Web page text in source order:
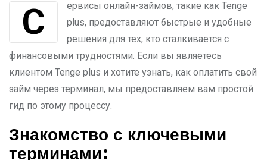
Сервисы онлайн-займов, такие как Tenge
plus, предоставляют быстрые и удобные
решения для тех, кто сталкивается с
финансовыми трудностями. Если вы являетесь
клиентом Tenge plus и хотите узнать, как оплатить свой
займ через терминал, мы предоставляем вам простой
гид по этому процессу.
Знакомство с ключевыми
терминами: